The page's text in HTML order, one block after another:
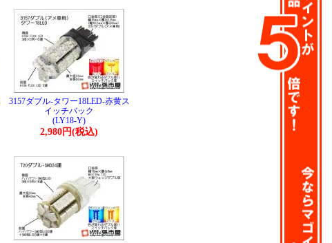
3157ダブル-タワー18LED-赤黄ス
イッチバック
(LY18-Y)
2,980円(税込)